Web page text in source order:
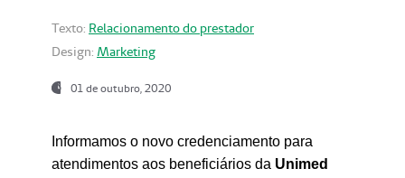
Texto: Relacionamento do prestador
Design: Marketing
01 de outubro, 2020
Informamos o novo credenciamento para
atendimentos aos beneficiários da Unimed